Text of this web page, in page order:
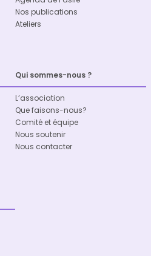
Nos publications
Ateliers
Qui sommes-nous ?
L’association
Que faisons-nous?
Comité et équipe
Nous soutenir
Nous contacter